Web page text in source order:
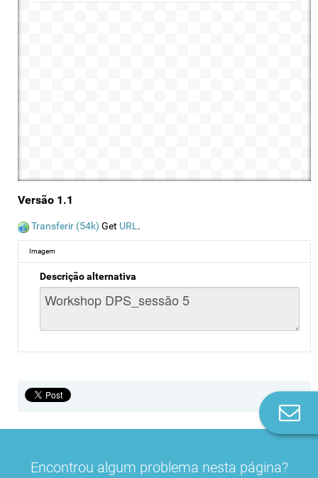
Versão 1.1
Transferir (54k) Get URL.
Imagem
Descrição alternativa
Encontrou algum problema nesta página?